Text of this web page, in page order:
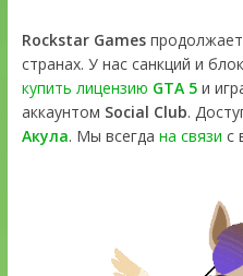
Rockstar Gamesпродолжает
странах. У нас санкций и
купить лицензию GTA 5и
аккаунтом Social Club.
Акула. Мы всегда на связи с